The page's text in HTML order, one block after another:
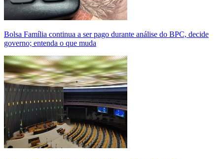
Bolsa Família continua a ser pago durante análise do BPC, decide
governo; entenda o que muda